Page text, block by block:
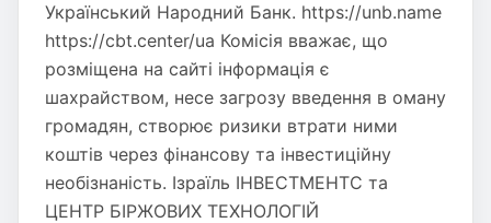
Український Народний Банк. https://unb.name
https://cbt.center/ua Комісія вважає, що
розміщена на сайті інформація є
шахрайством, несе загрозу введення в оману
громадян, створює ризики втрати ними
коштів через фінансову та інвестиційну
необізнаність. Ізраїль ІНВЕСТМЕНТС та
ЦЕНТР БІРЖОВИХ ТЕХНОЛОГІЙ